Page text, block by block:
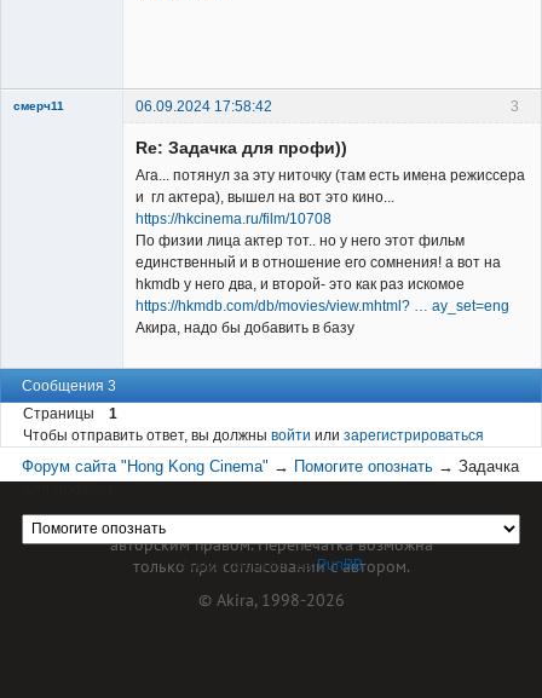
3
смерч11
06.09.2024 17:58:42
Re: Задачка для профи))
Ага... потянул за эту ниточку (там есть имена режиссера
и гл актера), вышел на вот это кино...
https://hkcinema.ru/film/10708
По физии лица актер тот.. но у него этот фильм
единственный и в отношение его сомнения! а вот на
hkmdb у него два, и второй- это как раз искомое
https://hkmdb.com/db/movies/view.mhtml? … ay_set=eng
Акира, надо бы добавить в базу
Сообщения 3
Страницы
1
Чтобы отправить ответ, вы должны войти или зарегистрироваться
Форум сайта "Hong Kong Cinema" → Помогите опознать →Задачка
для профи))
Форум работает наPunBB
Материал сайта hkcinema.ru защищен
авторским правом. Перепечатка возможна
только при согласовании с автором.
© Akira, 1998-2026